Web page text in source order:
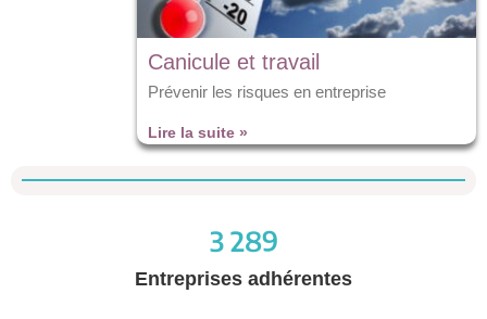
Canicule et travail
Prévenir les risques en entreprise
Lire la suite »
Entreprises adhérentes
3 289